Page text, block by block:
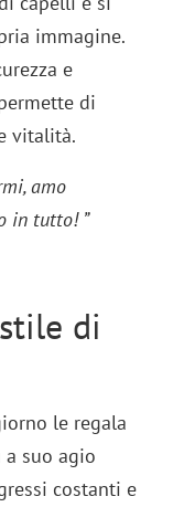
immagine.
e
di
vitalità.
amo
in tutto! ”
di
le regala
suo agio
costanti e